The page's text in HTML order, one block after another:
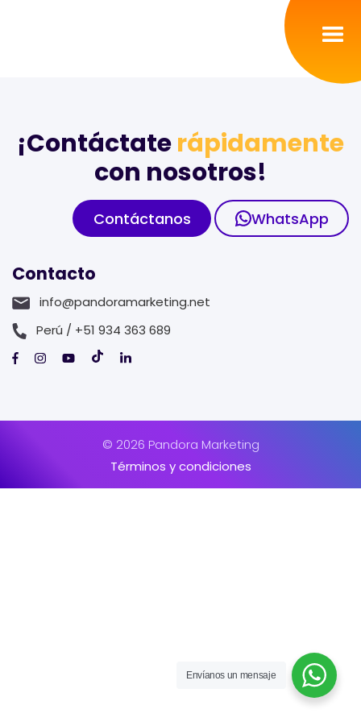
Portafolio
Contacto
Blog
Contacto
info@pandoramarketing.net
Perú / +51 934 363 689
¡Contáctaterápidamente
con nosotros!
Contáctanos WhatsApp
© 2026 Pandora Marketing
Términos y condiciones
Envíanos un mensaje